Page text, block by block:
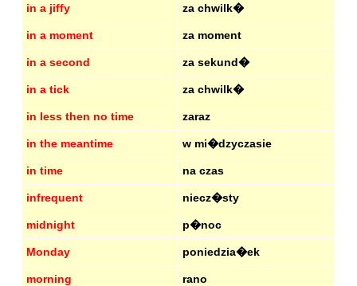
in a jiffy za chwilk�
in a moment za moment
in a second za sekund�
in a tick za chwilk�
in less then no time zaraz
in the meantime w mi�dzyczasie
in time na czas
infrequent niecz�sty
midnight p�noc
Monday poniedzia�ek
morning rano